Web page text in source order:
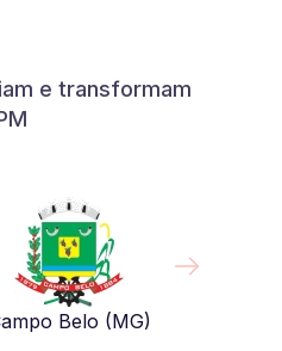
e transformam
Belo (MG)